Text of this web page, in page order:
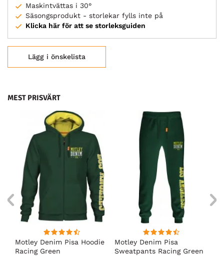
Maskintvättas i 30°
Säsongsprodukt - storlekar fylls inte på
Klicka här för att se storleksguiden
Lägg i önskelista
MEST PRISVÄRT
Motley Denim Pisa Hoodie
Racing Green
Motley Denim Pisa
Sweatpants Racing Green